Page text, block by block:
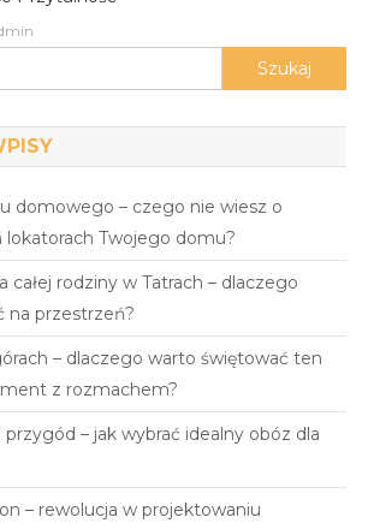
Szukaj:
domowego – czego nie wiesz o
lokatorach Twojego domu?
całej rodziny w Tatrach – dlaczego
na przestrzeń?
– dlaczego warto świętować ten
z rozmachem?
przygód – jak wybrać idealny obóz dla
– rewolucja w projektowaniu